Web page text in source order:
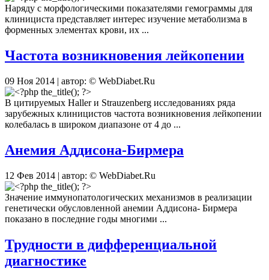
Наряду с морфологическими показателями гемограммы для
клинициста представляет интерес изучение метаболизма в
форменных элементах крови, их ...
Частота возникновения лейкопении
09 Ноя 2014 | автор: © WebDiabet.Ru
В цитируемых Haller и Strauzenberg исследованиях ряда
зарубежных клиницистов частота возникновения лейкопении
колебалась в широком диапазоне от 4 до ...
Анемия Аддисона-Бирмера
12 Фев 2014 | автор: © WebDiabet.Ru
Значение иммунопатологических механизмов в реализации
генетически обусловленной анемии Аддисона- Бирмера
показано в последние годы многими ...
Трудности в дифференциальной
диагностике